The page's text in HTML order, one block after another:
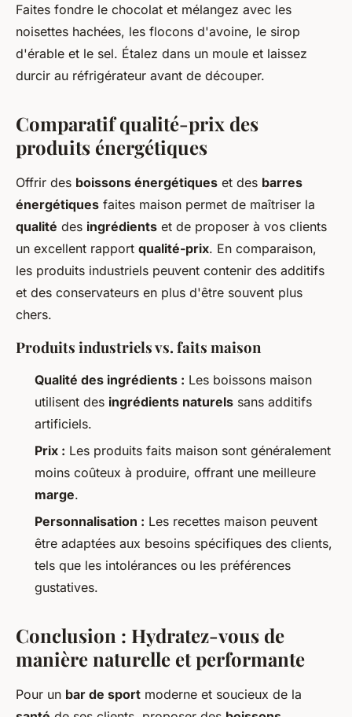
Faites fondre le chocolat et mélangez avec les
noisettes hachées, les flocons d'avoine, le sirop
d'érable et le sel. Étalez dans un moule et laissez
durcir au réfrigérateur avant de découper.
Comparatif qualité-prix des
produits énergétiques
Offrir des boissons énergétiques et des barres
énergétiques faites maison permet de maîtriser la
qualité des ingrédients et de proposer à vos clients
un excellent rapport qualité-prix. En comparaison,
les produits industriels peuvent contenir des additifs
et des conservateurs en plus d'être souvent plus
chers.
Produits industriels vs. faits maison
Qualité des ingrédients : Les boissons maison
utilisent des ingrédients naturels sans additifs
artificiels.
Prix : Les produits faits maison sont généralement
moins coûteux à produire, offrant une meilleure
marge.
Personnalisation : Les recettes maison peuvent
être adaptées aux besoins spécifiques des clients,
tels que les intolérances ou les préférences
gustatives.
Conclusion : Hydratez-vous de
manière naturelle et performante
Pour un bar de sport moderne et soucieux de la